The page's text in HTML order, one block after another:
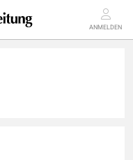
ANMELDEN